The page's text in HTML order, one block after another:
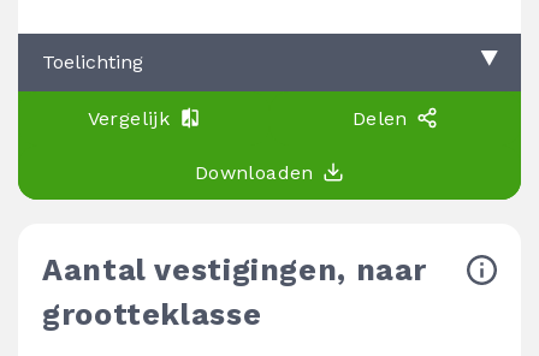
Toelichting
Vergelijk Delen
Downloaden
Aantal vestigingen, naar
grootteklasse